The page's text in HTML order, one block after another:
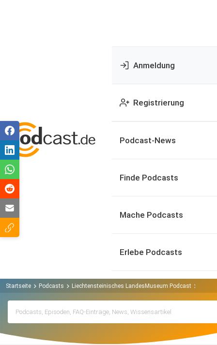
Anmeldung
Registrierung
Podcast-News
Finde Podcasts
Mache Podcasts
Erlebe Podcasts
Startseite Podcasts Liechtensteinisches LandesMuseum Podcast